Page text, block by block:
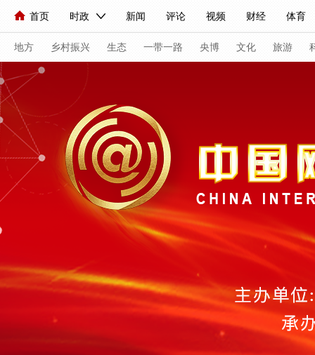
首页 时政 新闻 评论 视频 财经 体育
人民领袖习近平 联播+ 中国领导人 央视快评 习式妙语
直播 栏目大全 节目单 听音 微视频 主持人
海外频道 iPanda English Монгол
地方 乡村振兴 生态 一带一路 央博 文化 旅游
总台春晚
新闻 国内 国际 评论 经济 军事 科技
人民领袖习近平 联播+ 天天学习 习式
小央视频 小央直播
快看 新兵请入列
体育 直播 竞猜 2026年世界杯
CCTV奥林匹克频道 生活体育大会 体育江
教育 一带一路